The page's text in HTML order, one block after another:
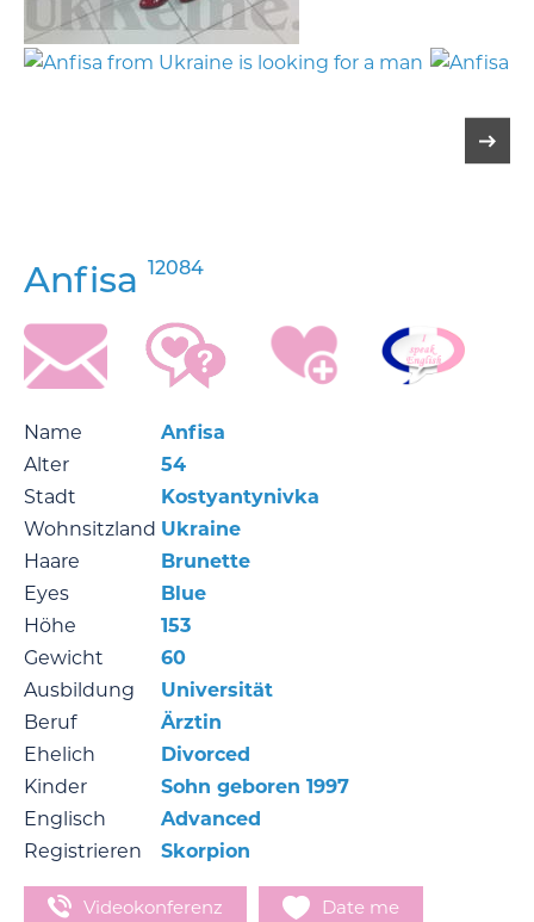
Anfisa 12084
Name
Anfisa
Alter
54
Stadt
Kostyantynivka
Wohnsitzland Ukraine
Haare
Brunette
Eyes
Blue
Höhe
153
Gewicht
60
Ausbildung
Universität
Beruf
Ärztin
Ehelich
Divorced
Kinder
Sohn geboren 1997
Englisch
Advanced
Registrieren
Skorpion
Videokonferenz Date me